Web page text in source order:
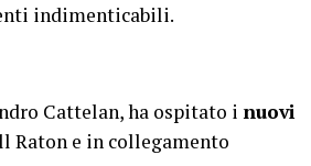
indimenticabili.
Cattelan, ha ospitato i nuovi
Raton e in collegamento